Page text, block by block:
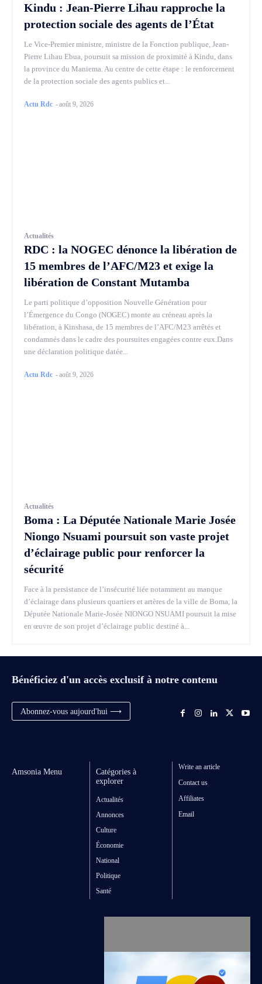
Kindu : Jean-Pierre Lihau rapproche la
protection sociale des agents de l’État
Le Vice-Premier ministre, ministre de la Fonction publique, Jean-
Pierre Lihau Ebua, poursuit sa mission de proximité à Kindu, dans
la province du Maniema. Au centre de cette étape : le renforcement
de la protection sociale des agents publics et...
Actu Rdc -août 9, 2026
Actualités
RDC : la NOGEC dénonce la libération de
15 membres de l’AFC/M23 et exige la
libération de Constant Mutamba
Le parti politique d’opposition Nouvelle Génération pour
l’Émergence du Congo (NOGEC) monte au créneau après la
libération, à Kinshasa, de 15 membres de l’AFC/M23 arrêtés et
condamnés dans le cadre des poursuites engagées contre eux.Dans
une déclaration politique datée...
Actu Rdc -août 9, 2026
Actualités
Boma : La Députée Nationale Marie Josée
Niongo Nsuami poursuit son vaste projet
d’éclairage public pour renforcer la
sécurité
Face à la persistance de l’insécurité liée notamment au manque
d’éclairage dans plusieurs quartiers et artères de la ville de Boma, la
Députée Nationale Marie-Josée NIONGO NSUAMI poursuit la mise
en œuvre de son projet d’éclairage public destiné à...
Bénéficiez d'un accès exclusif à notre contenu
Abonnez-vous aujourd'hui ⟶
Amsonia Menu
Catégories à
explorer
Actualités
Annonces
Culture
Économie
National
Politique
Santé
Write an article
Contact us
Affiliates
Email